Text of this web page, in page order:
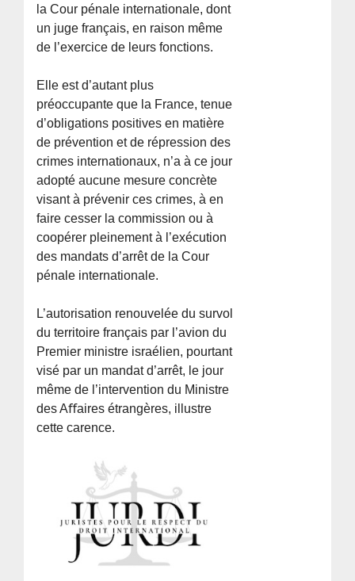
la Cour pénale internationale, dont
un juge français, en raison même
de l’exercice de leurs fonctions.
Elle est d’autant plus
préoccupante que la France, tenue
d’obligations positives en matière
de prévention et de répression des
crimes internationaux, n’a à ce jour
adopté aucune mesure concrète
visant à prévenir ces crimes, à en
faire cesser la commission ou à
coopérer pleinement à l’exécution
des mandats d’arrêt de la Cour
pénale internationale.
L’autorisation renouvelée du survol
du territoire français par l’avion du
Premier ministre israélien, pourtant
visé par un mandat d’arrêt, le jour
même de l’intervention du Ministre
des Aﬀaires étrangères, illustre
cette carence.